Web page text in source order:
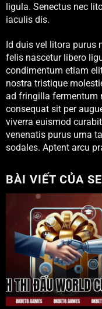
ligula. Senectus nec
iaculis dis.
Id duis vel litora purus
felis nascetur libero
condimentum etiam
nostra tristique
ad fringilla fermentum
consequat sit per
viverra euismod
venenatis purus urna
sodales. Aptent arcu
BÀI VIẾT CỦA
lịch thi đấu World